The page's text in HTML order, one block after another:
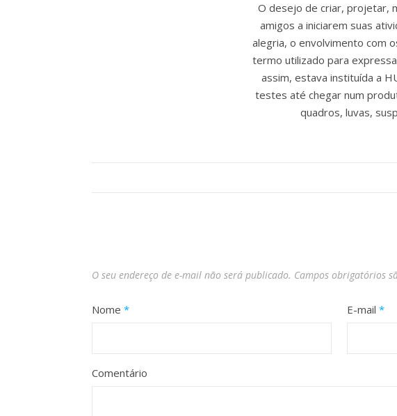
O desejo de criar, projetar,
amigos a iniciarem suas
alegria, o envolvimento com
termo utilizado para
assim, estava instituída a
testes até chegar num
quadros, luvas,
O seu endereço de e-mail não será publicado. Campos obrigatórios
Nome * E-mail*
Comentário